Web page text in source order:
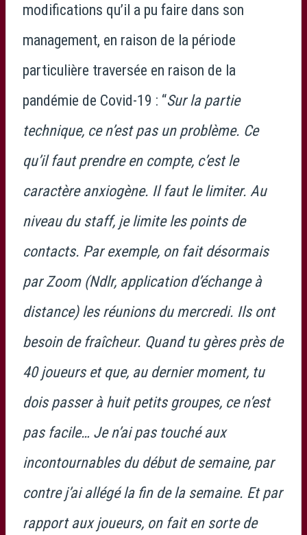
modifications qu’il a pu faire dans son
management, en raison de la période
particulière traversée en raison de la
pandémie de Covid-19 : “Sur la partie
technique, ce n’est pas un problème. Ce
qu’il faut prendre en compte, c’est le
caractère anxiogène. Il faut le limiter. Au
niveau du staff, je limite les points de
contacts. Par exemple, on fait désormais
par Zoom (Ndlr, application d’échange à
distance) les réunions du mercredi. Ils ont
besoin de fraîcheur. Quand tu gères près de
40 joueurs et que, au dernier moment, tu
dois passer à huit petits groupes, ce n’est
pas facile… Je n’ai pas touché aux
incontournables du début de semaine, par
contre j’ai allégé la fin de la semaine. Et par
rapport aux joueurs, on fait en sorte de